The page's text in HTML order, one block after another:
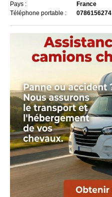
Pays :
France
Téléphone portable :
0786156274